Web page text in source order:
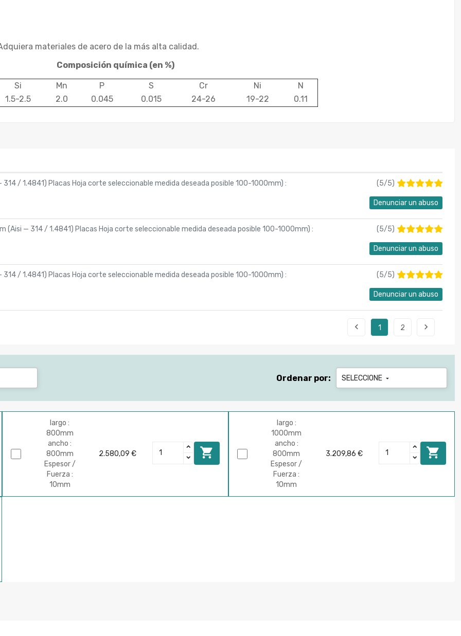
materiales de acero de la más alta calidad.
Composición química (en %)
Si Mn P S Cr Ni
N
1.5-2.5 2.0 0.045 0.015 24-26 19-22 0.11
/ 1.4841) Placas Hoja corte seleccionable medida deseada posible 100-1000mm) : (5/5)
Denunciar un abuso
(Aisi — 314 / 1.4841) Placas Hoja corte seleccionable medida deseada posible 100-1000mm) : (5/5)
Denunciar un abuso
/ 1.4841) Placas Hoja corte seleccionable medida deseada posible 100-1000mm) : (5/5)
Denunciar un abuso
 1 2 
Ordenar por: SELECCIONE 
largo :
800mm
ancho :
800mm
Espesor /
Fuerza :
10mm
2.580,09 € 
largo :
1000mm
ancho :
800mm
Espesor /
Fuerza :
10mm
3.209,86 € 